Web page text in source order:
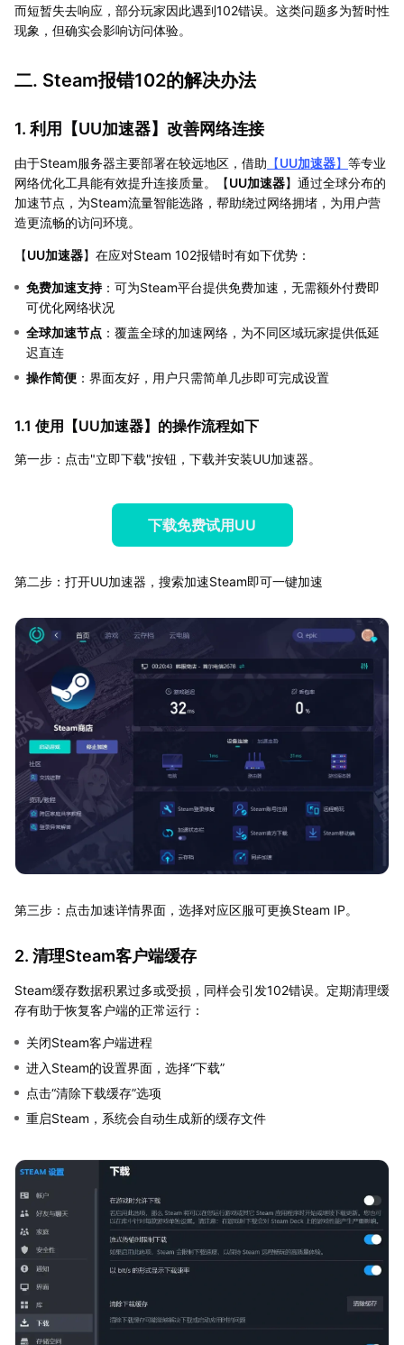
而短暂失去响应，部分玩家因此遇到102错误。这类问题多为暂时性
现象，但确实会影响访问体验。
二. Steam报错102的解决办法
1. 利用【UU加速器】改善网络连接
由于Steam服务器主要部署在较远地区，借助 【UU加速器】 等专业
网络优化工具能有效提升连接质量。【UU加速器】通过全球分布的
加速节点，为Steam流量智能选路，帮助绕过网络拥堵，为用户营
造更流畅的访问环境。
【UU加速器】在应对Steam 102报错时有如下优势：
免费加速支持：可为Steam平台提供免费加速，无需额外付费即
可优化网络状况
全球加速节点 ：覆盖全球的加速网络，为不同区域玩家提供低延
迟直连
操作简便 ：界面友好，用户只需简单几步即可完成设置
1.1 使用【UU加速器】的操作流程如下
第一步：点击"立即下载"按钮，下载并安装UU加速器。
下载免费试用UU
第二步：打开UU加速器，搜索加速Steam即可一键加速
第三步：点击加速详情界面，选择对应区服可更换Steam IP。
2. 清理Steam客户端缓存
Steam缓存数据积累过多或受损，同样会引发102错误。定期清理缓
存有助于恢复客户端的正常运行：
关闭Steam客户端进程
进入Steam的设置界面，选择“下载”
点击“清除下载缓存”选项
重启Steam，系统会自动生成新的缓存文件